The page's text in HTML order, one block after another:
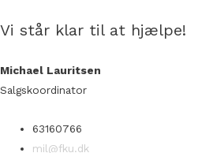
Vi står klar til at hjælpe!
Michael Lauritsen
Salgskoordinator
63160766
mil@fku.dk